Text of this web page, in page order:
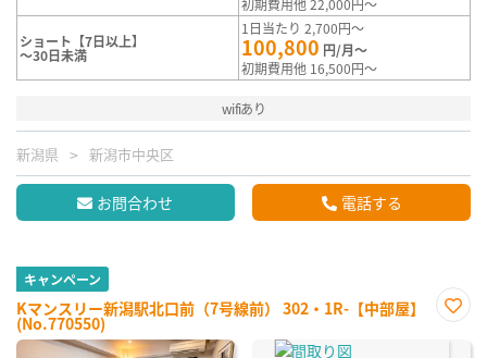
ショート【7日以上】
～30日未満
1日当たり 2,700円～
100,800 円/月～
初期費用他 16,500円～
wifiあり
新潟県 新潟市中央区
お問合わせ 電話する
キャンペーン
Kマンスリー新潟駅北口前（7号線前） 302・1R-【中部屋】
(No.770550)
に入